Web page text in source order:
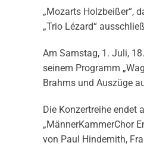
„Mozarts Holzbeißer“,
„Trio Lézard“
Am Samstag, 1. Juli,
seinem Programm
Brahms und Auszüge
Die Konzertreihe endet
„MännerKammerChor
von Paul Hindemith,